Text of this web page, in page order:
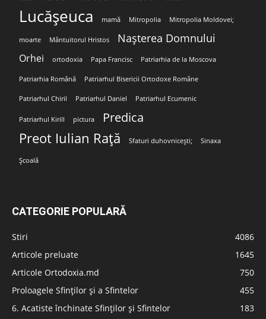
Lucășeuca mamă Mitropolia Mitropolia Moldovei;
moarte Mântuitorul Hristos Nașterea Domnului
Orhei ortodoxia Papa Francisc Patriarhia de la Moscova
Patriarhia Română Patriarhul Bisericii Ortodoxe Române
Patriarhul Chiril Patriarhul Daniel Patriarhul Ecumenic
Patriarhul Kirill pictura Predica
Preot Iulian Rață Sfaturi duhovnicești; Sinaxa
Școală
CATEGORIE POPULARĂ
Stiri
4086
Articole preluate
1645
Articole Ortodoxia.md
750
Proloagele Sfinților și a Sfintelor
455
6. Acatiste închinate Sfinților și Sfintelor
183